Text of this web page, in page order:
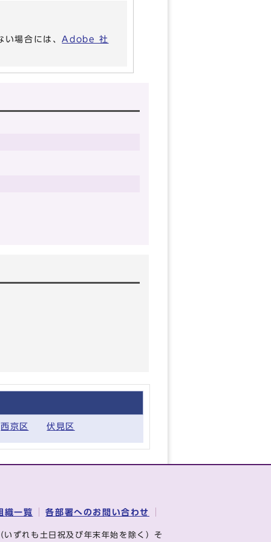
い場合には、Adobe 社
西京区 伏見区
織一覧 各部署へのお問い合わせ
（いずれも土日祝及び年末年始を除く）そ